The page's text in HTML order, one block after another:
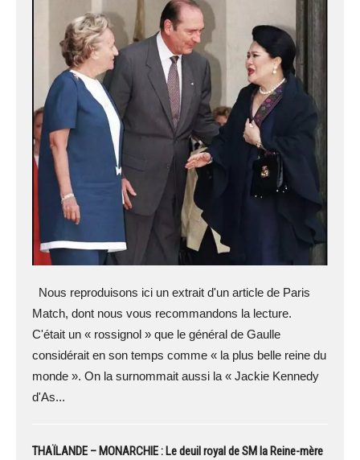
Nous reproduisons ici un extrait d'un article de Paris
Match, dont nous vous recommandons la lecture.
C'était un « rossignol » que le général de Gaulle
considérait en son temps comme « la plus belle reine du
monde ». On la surnommait aussi la « Jackie Kennedy
d'As...
THAÏLANDE – MONARCHIE : Le deuil royal de SM la Reine-mère